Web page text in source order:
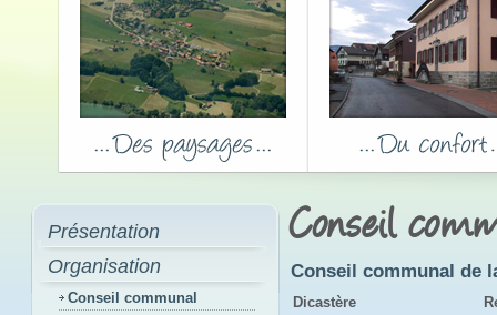
Présentation
Organisation
Conseil communal
Conseil
Conseil communal de
Dicastère